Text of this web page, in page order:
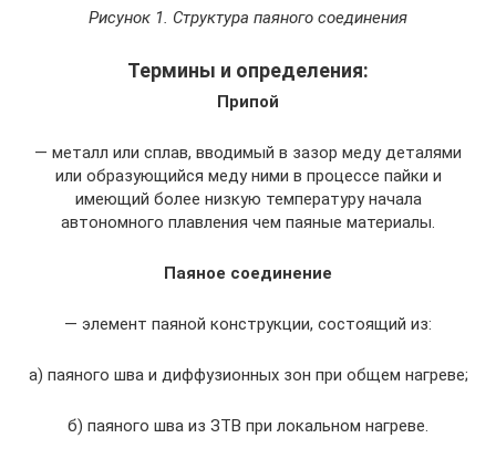
Рисунок 1. Структура паяного соединения
Термины и определения:
Припой
— металл или сплав, вводимый в зазор меду деталями
или образующийся меду ними в процессе пайки и
имеющий более низкую температуру начала
автономного плавления чем паяные материалы.
Паяное соединение
— элемент паяной конструкции, состоящий из:
а) паяного шва и диффузионных зон при общем нагреве;
б) паяного шва из ЗТВ при локальном нагреве.